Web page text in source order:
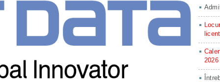
2026